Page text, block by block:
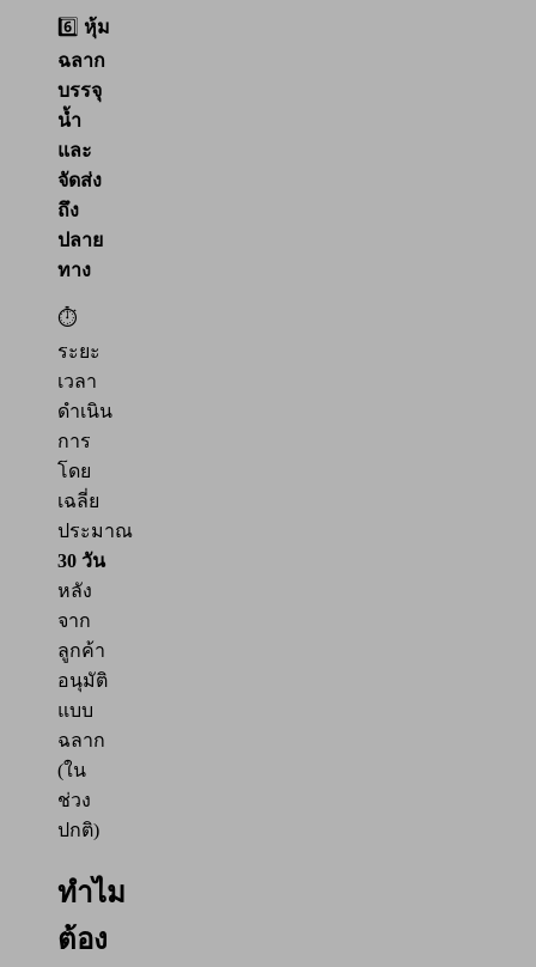
6️⃣ หุ้ม
ฉลาก
บรรจุ
น้ำ
และ
จัดส่ง
ถึง
ปลาย
ทาง
⏱
ระยะ
เวลา
ดำเนิน
การ
โดย
เฉลี่ย
ประมาณ
30 วัน
หลัง
จาก
ลูกค้า
อนุมัติ
แบบ
ฉลาก
(ใน
ช่วง
ปกติ)
ทำไม
ต้อง